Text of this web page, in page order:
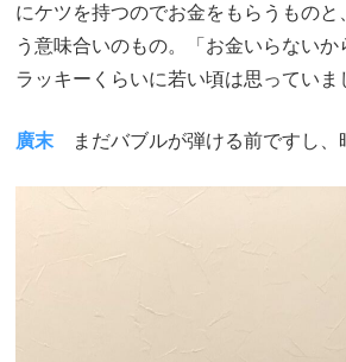
にケツを持つのでお金をもらうもの
う意味合いのもの。「お金いらない
ラッキーくらいに若い頃は思っていま
廣末 まだバブルが弾ける前ですし、